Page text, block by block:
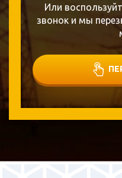
Или
звонок и мы